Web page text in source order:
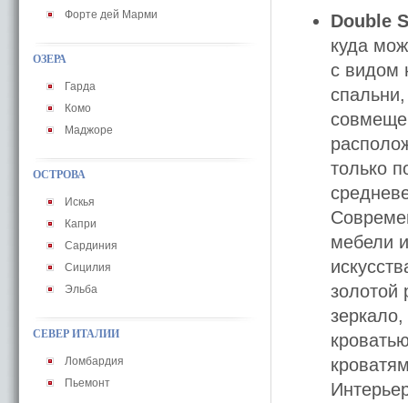
Форте дей Марми
ОЗЕРА
Гарда
Комо
Маджоре
ОСТРОВА
Искья
Капри
Сардиния
Сицилия
Эльба
СЕВЕР ИТАЛИИ
Ломбардия
Пьемонт
Double
куда
с видом
только
мебели
золотой